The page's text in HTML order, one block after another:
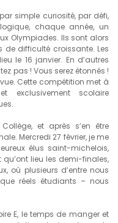
simple curiosité, par défi,
chaque année, un
Olympiades. Ils sont alors
de difficulté croissante. Les
le 16 janvier. En d’autres
pas ! Vous serez étonnés !
Cette compétition met à
exclusivement scolaire
et après s’en être
Mercredi 27 février, je me
élus saint-michelois,
qu’ont lieu les demi-finales,
où plusieurs d’entre nous
réels étudiants – nous
E, le temps de manger et